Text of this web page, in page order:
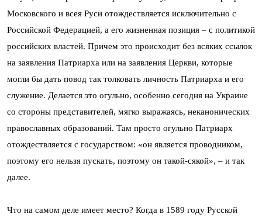
Московского и всея Руси отождествляется исключительно с
Российской Федерацией, а его жизненная позиция – с политикой
российских властей. Причем это происходит без всяких ссылок
на заявления Патриарха или на заявления Церкви, которые
могли бы дать повод так толковать личность Патриарха и его
служение. Делается это огульно, особенно сегодня на Украине
со стороны представителей, мягко выражаясь, неканонических
православных образований. Там просто огульно Патриарх
отождествляется с государством: «он является проводником,
поэтому его нельзя пускать, поэтому он такой-сякой», – и так
далее.
Что на самом деле имеет место? Когда в 1589 году Русской